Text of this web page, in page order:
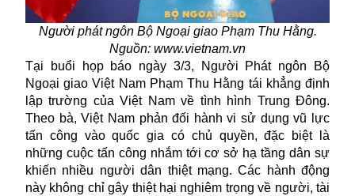
Người phát ngôn Bộ Ngoại giaoPhạm Thu Hằng.
Nguồn: www.vietnam.vn
Tại buổi họp báo ngày 3/3, Người Phát ngôn Bộ
Ngoại giao Việt Nam Phạm Thu Hằng tái khẳng định
lập trường của Việt Nam về tình hình Trung Đông.
Theo bà, Việt Nam phản đối hành vi sử dụng vũ lực
tấn công vào quốc gia có chủ quyền, đặc biệt là
những cuộc tấn công nhắm tới cơ sở hạ tầng dân sự
khiến nhiều người dân thiệt mạng. Các hành động
này không chỉ gây thiệt hại nghiêm trọng về người, tài